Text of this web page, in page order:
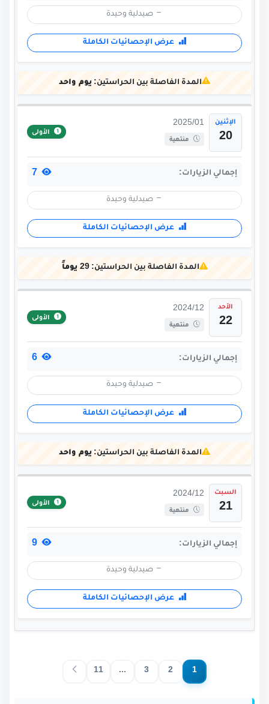
صيدلية وحيدة
عرض الإحصائيات الكاملة
المدة الفاصلة بين الحراستين: يوم واحد
الإثنين
20
2025/01
منتهية
الأولى
إجمالي الزيارات:
صيدلية وحيدة
عرض الإحصائيات الكاملة
المدة الفاصلة بين الحراستين:29 يوماً
الأحد
22
2024/12
منتهية
الأولى
إجمالي الزيارات:
صيدلية وحيدة
عرض الإحصائيات الكاملة
المدة الفاصلة بين الحراستين: يوم واحد
السبت
21
2024/12
منتهية
الأولى
إجمالي الزيارات:
صيدلية وحيدة
عرض الإحصائيات الكاملة
1
2
3
...
11